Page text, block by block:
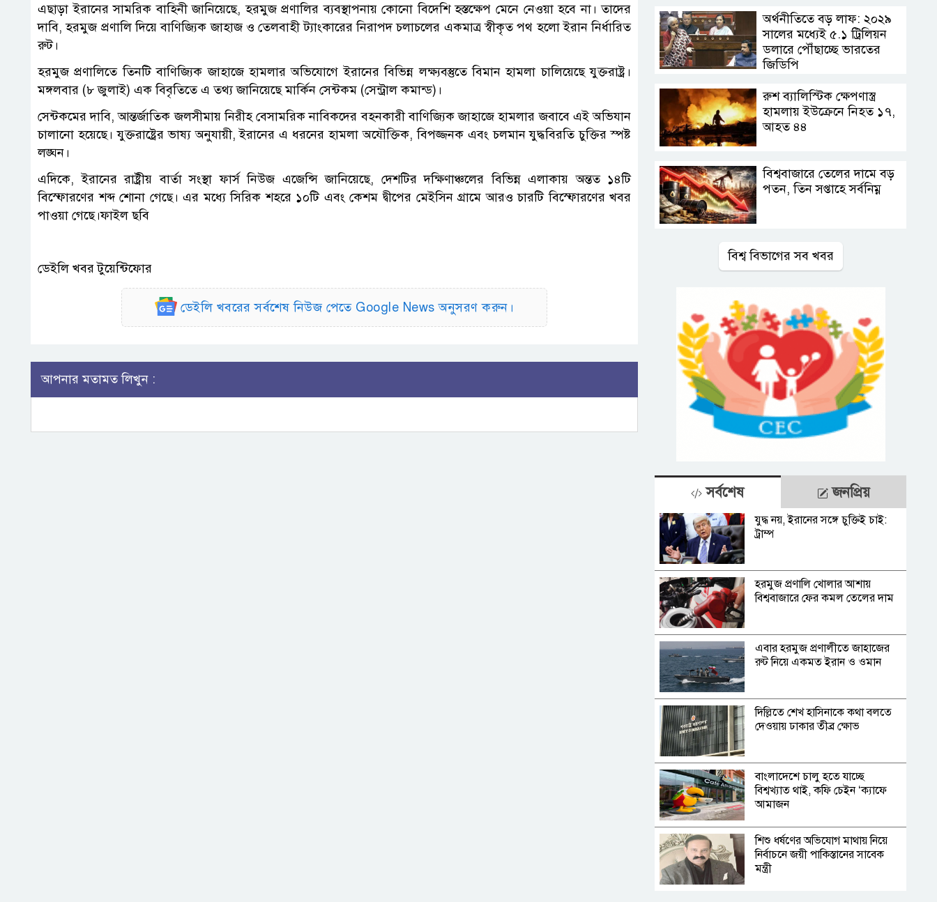
এছাড়া ইরানের সামরিক বাহিনী জানিয়েছে, হরমুজ প্রণালির ব্যবস্থাপনায় কোনো বিদেশি হস্তক্ষেপ মেনে নেওয়া হবে না। তাদের
দাবি, হরমুজ প্রণালি দিয়ে বাণিজ্যিক জাহাজ ও তেলবাহী ট্যাংকারের নিরাপদ চলাচলের একমাত্র স্বীকৃত পথ হলো ইরান নির্ধারিত
রুট।
হরমুজ প্রণালিতে তিনটি বাণিজ্যিক জাহাজে হামলার অভিযোগে ইরানের বিভিন্ন লক্ষ্যবস্তুতে বিমান হামলা চালিয়েছে যুক্তরাষ্ট্র।
মঙ্গলবার (৮ জুলাই) এক বিবৃতিতে এ তথ্য জানিয়েছে মার্কিন সেন্টকম (সেন্ট্রাল কমান্ড)।
সেন্টকমের দাবি, আন্তর্জাতিক জলসীমায় নিরীহ বেসামরিক নাবিকদের বহনকারী বাণিজ্যিক জাহাজে হামলার জবাবে এই অভিযান
চালানো হয়েছে। যুক্তরাষ্ট্রের ভাষ্য অনুযায়ী, ইরানের এ ধরনের হামলা অযৌক্তিক, বিপজ্জনক এবং চলমান যুদ্ধবিরতি চুক্তির স্পষ্ট
লঙ্ঘন।
এদিকে, ইরানের রাষ্ট্রীয় বার্তা সংস্থা ফার্স নিউজ এজেন্সি জানিয়েছে, দেশটির দক্ষিণাঞ্চলের বিভিন্ন এলাকায় অন্তত ১৪টি
বিস্ফোরণের শব্দ শোনা গেছে। এর মধ্যে সিরিক শহরে ১০টি এবং কেশম দ্বীপের মেইসিন গ্রামে আরও চারটি বিস্ফোরণের খবর
পাওয়া গেছে।ফাইল ছবি
ডেইলি খবর টুয়েন্টিফোর
ডেইলি খবরের সর্বশেষ নিউজ পেতে Google News অনুসরণ করুন।
আপনার মতামত লিখুন :
অর্থনীতিতে বড় লাফ: ২০২৯
সালের মধ্যেই ৫.১ ট্রিলিয়ন
ডলারে পৌঁছাচ্ছে ভারতের
জিডিপি
রুশ ব্যালিস্টিক ক্ষেপণাস্ত্র
হামলায় ইউক্রেনে নিহত ১৭,
আহত ৪৪
বিশ্ববাজারে তেলের দামে বড়
পতন, তিন সপ্তাহে সর্বনিম্ন
বিশ্ব বিভাগের সব খবর
সর্বশেষ জনপ্রিয়
যুদ্ধ নয়, ইরানের সঙ্গে চুক্তিই চাই:
ট্রাম্প
হরমুজ প্রণালি খোলার আশায়
বিশ্ববাজারে ফের কমল তেলের দাম
এবার হরমুজ প্রণালীতে জাহাজের
রুট নিয়ে একমত ইরান ও ওমান
দিল্লিতে শেখ হাসিনাকে কথা বলতে
দেওয়ায় ঢাকার তীব্র ক্ষোভ
​​বাংলাদেশে চালু হতে যাচ্ছে
বিশ্বখ্যাত থাই, কফি চেইন ‘ক্যাফে
আমাজন
শিশু ধর্ষণের অভিযোগ মাথায় নিয়ে
নির্বাচনে জয়ী পাকিস্তানের সাবেক
মন্ত্রী